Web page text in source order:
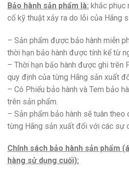
Bảo hành sản phẩm là: khắc phục
cố kỹ thuật xảy ra do lỗi của Hãng
– Sản phẩm được bảo hành miễn
thời hạn bảo hành được tính kể từ
– Thời hạn bảo hành được ghi trên
quy định của từng Hãng sản xuất
– Có Phiếu bảo hành và Tem bảo
trên sản phẩm.
– Sản phẩm bảo hành sẽ tuân theo
từng Hãng sản xuất đối với các sự
Chính sách bảo hành sản phẩm
hàng sử dụng cuối):